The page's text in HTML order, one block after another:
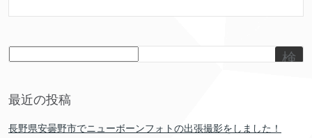
検
最近の投稿
長野県安曇野市でニューボーンフォトの出張撮影をしました！